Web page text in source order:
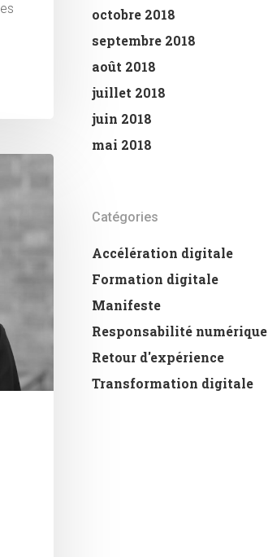
octobre 2018
septembre 2018
août 2018
juillet 2018
juin 2018
mai 2018
Catégories
Accélération digitale
Formation digitale
Manifeste
Responsabilité numérique
Retour d'expérience
Transformation digitale